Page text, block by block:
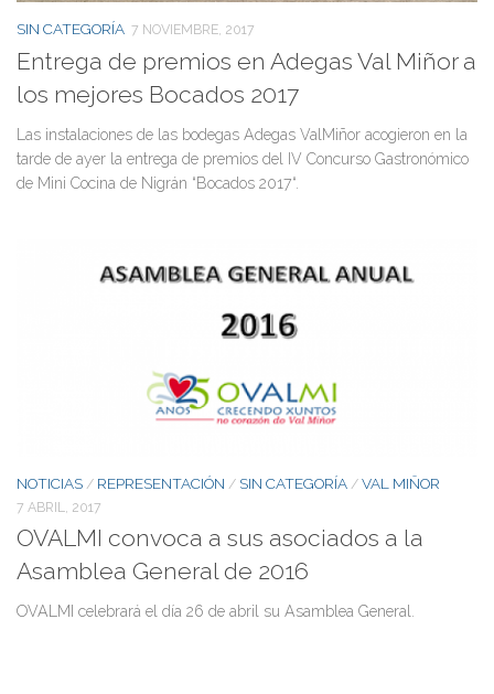
SIN CATEGORÍA 7 NOVIEMBRE, 2017
Entrega de premios en Adegas Val Miñor a
los mejores Bocados 2017
Las instalaciones de las bodegas Adegas ValMiñor acogieron en la
tarde de ayer la entrega de premios del IV Concurso Gastronómico
de Mini Cocina de Nigrán “Bocados 2017“.
NOTICIAS / REPRESENTACIÓN / SIN CATEGORÍA / VAL MIÑOR
7 ABRIL, 2017
OVALMI convoca a sus asociados a la
Asamblea General de 2016
OVALMI celebrará el día 26 de abril su Asamblea General.